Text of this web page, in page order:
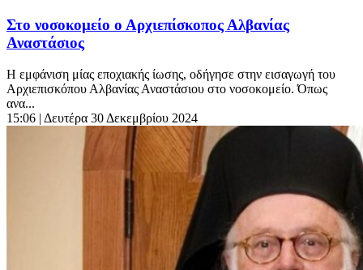
Στο νοσοκομείο ο Αρχιεπίσκοπος Αλβανίας
Αναστάσιος
Η εμφάνιση μίας εποχιακής ίωσης, οδήγησε στην εισαγωγή του
Αρχιεπισκόπου Αλβανίας Αναστάσιου στο νοσοκομείο. Όπως
ανα...
15:06 | Δευτέρα 30 Δεκεμβρίου 2024